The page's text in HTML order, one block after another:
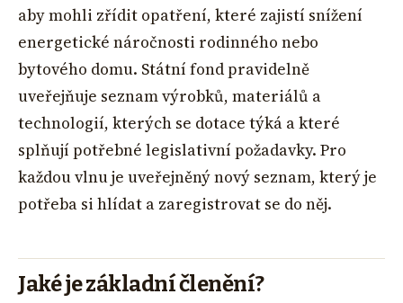
aby mohli zřídit opatření, které zajistí snížení
energetické náročnosti rodinného nebo
bytového domu. Státní fond pravidelně
uveřejňuje seznam výrobků, materiálů a
technologií, kterých se dotace týká a které
splňují potřebné legislativní požadavky. Pro
každou vlnu je uveřejněný nový seznam, který je
potřeba si hlídat a zaregistrovat se do něj.
Jaké je základní členění?